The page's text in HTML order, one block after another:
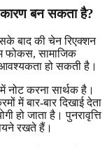
कारण बन सकता है?
बाद की चेन रिएक्शन
फोकस, सामाजिक
हो सकती है।
नोट करना सार्थक है।
में बार-बार दिखाई देता
हो जाता है। पुनरावृत्ति
रखते हैं।